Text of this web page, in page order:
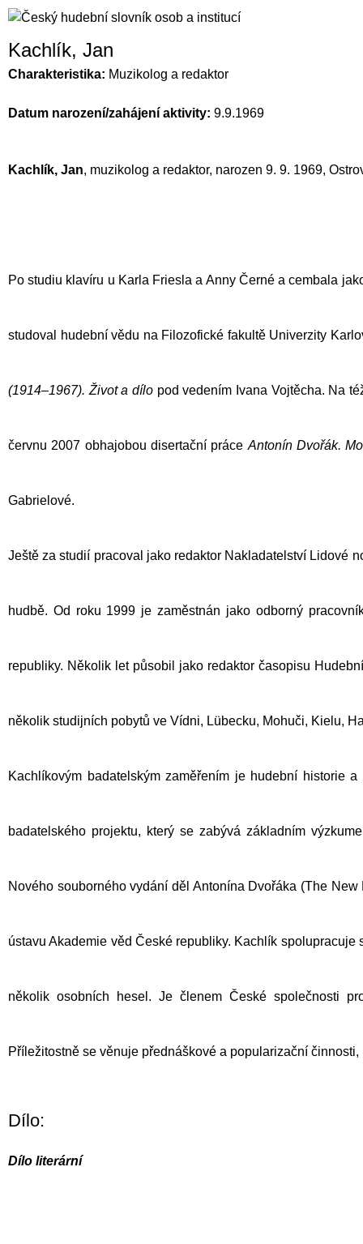
Kachlík, Jan
Charakteristika: Muzikolog a redaktor
Datum narození/zahájení aktivity: 9.9.1969
Kachlík, Jan, muzikolog a redaktor, narozen 9. 9. 1969,
Po studiu klavíru u Karla Friesla a Anny Černé a cembala
studoval hudební vědu na Filozofické fakultě Univerzity
(1914–1967). Život a dílo pod vedením Ivana Vojtěcha. Na
červnu 2007 obhajobou disertační práce Antonín Dvořák.
Gabrielové.
Ještě za studií pracoval jako redaktor Nakladatelství Lidové
hudbě. Od roku 1999 je zaměstnán jako odborný
republiky. Několik let působil jako redaktor časopisu
několik studijních pobytů ve Vídni, Lübecku, Mohuči, Kielu,
Kachlíkovým badatelským zaměřením je hudební historie
badatelského projektu, který se zabývá základním
Nového souborného vydání děl Antonína Dvořáka (The New
ústavu Akademie věd České republiky. Kachlík
několik osobních hesel. Je členemČeské společnosti
Příležitostně se věnuje přednáškové a popularizační
Dílo:
Dílo literární